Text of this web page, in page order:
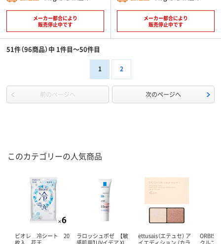
メーカー都合により
販売停止中です
メーカー都合により
販売停止中です
51件（96商品）中 1件目～50件目
1 2
前のページへ 次のページへ
このカテゴリーの人気商品
ビオレ 冷シート 20
ラロッシュポゼ 【敏
ettusais（エテュセ） ア
ORBIS（